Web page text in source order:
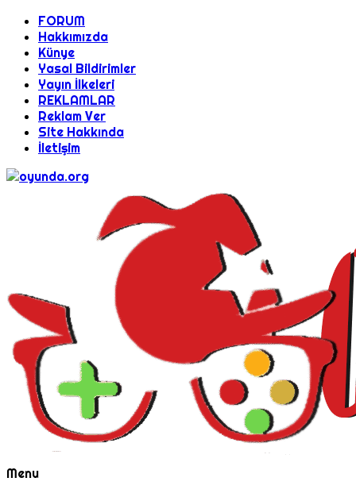
FORUM
Hakkımızda
Künye
Yasal Bildirimler
Yayın İlkeleri
REKLAMLAR
Reklam Ver
Site Hakkında
İletişim
Menu